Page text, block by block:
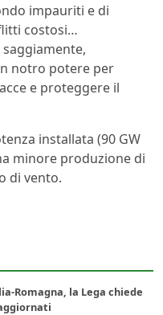
impauriti e di
costosi…
notro potere per
e proteggere il
installata (90 GW
minore produzione di
di vento.
Romagna, la Lega chiede